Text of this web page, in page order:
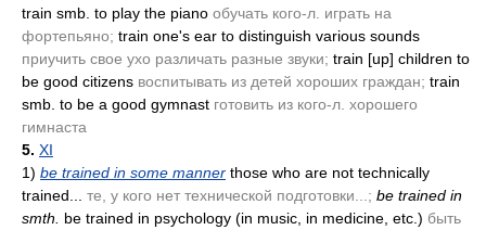
train smb. to play the piano обучать кого-л. играть на
фортепьяно; train one's ear to distinguish various sounds
приучить свое ухо различать разные звуки; train [up] children to
be good citizens воспитывать из детей хороших граждан; train
smb. to be a good gymnast готовить из кого-л. хорошего
гимнаста
5. XI
1) be trained in some manner those who are not technically
trained... те, у кого нет технической подготовки...; be trained in
smth.
be trained in psychology (in music, in medicine, etc.) быть